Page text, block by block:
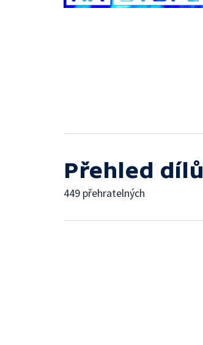
Přehled dílů
449 přehratelných